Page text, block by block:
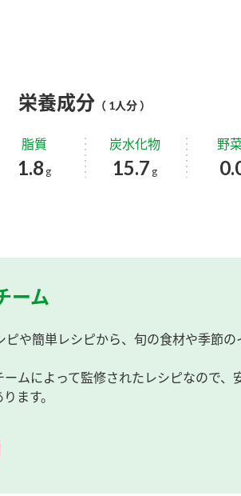
栄養成分 （ 1人分 ）
脂質
1.8 g
炭水化物
15.7 g
野
ーム
ピや簡単レシピから、旬の食材や季節
ムによって監修されたレシピなので、
ます。